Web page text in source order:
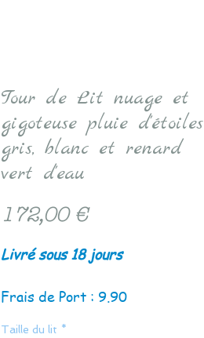
Tour de Lit nuage et
gigoteuse pluie d'étoiles
gris, blanc et renard
vert d'eau
172,00 €Prix
Livré sous 18 jours
Frais de Port : 9.90
Taille du lit *